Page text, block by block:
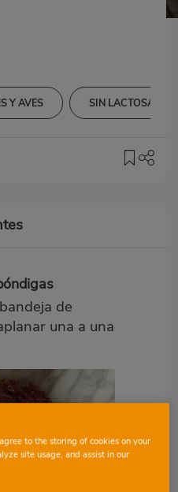
Y AVES SIN LACTOSA
de
una a una
to the storing of cookies on your
site usage, and assist in our